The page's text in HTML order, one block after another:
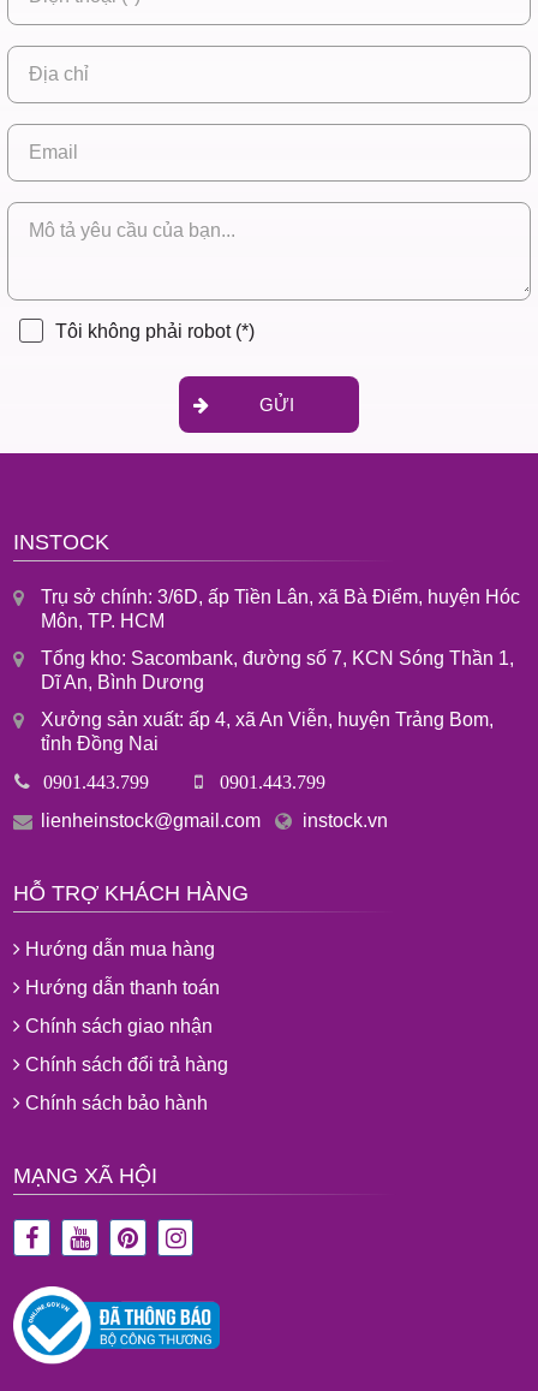
GỬI
Tôi không phải robot (*)
INSTOCK
Trụ sở chính: 3/6D, ấp Tiền Lân, xã Bà Điểm, huyện Hóc
Môn, TP. HCM
Tổng kho: Sacombank, đường số 7, KCN Sóng Thần 1,
Dĩ An, Bình Dương
Xưởng sản xuất: ấp 4, xã An Viễn, huyện Trảng Bom,
tỉnh Đồng Nai
0901.443.799 0901.443.799
lienheinstock@gmail.com instock.vn
HỖ TRỢ KHÁCH HÀNG
Hướng dẫn mua hàng
Hướng dẫn thanh toán
Chính sách giao nhận
Chính sách đổi trả hàng
Chính sách bảo hành
MẠNG XÃ HỘI